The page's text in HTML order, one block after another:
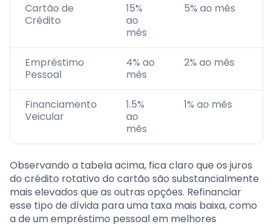
Cartão de
Crédito
15%
ao
mês
5% ao mês
Empréstimo
Pessoal
4% ao
mês
2% ao mês
Financiamento
Veicular
1.5%
ao
mês
1% ao mês
Observando a tabela acima, fica claro que os juros
do crédito rotativo do cartão são substancialmente
mais elevados que as outras opções. Refinanciar
esse tipo de dívida para uma taxa mais baixa, como
a de um empréstimo pessoal em melhores